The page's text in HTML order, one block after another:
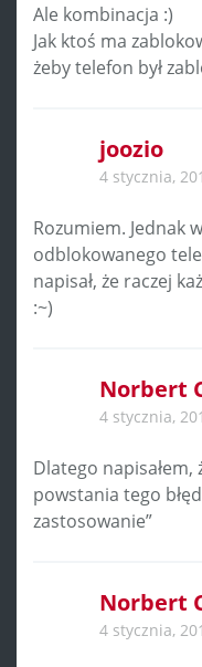
Ale kombinacja :)
Jak ktoś ma
żeby telefon był
joozio
4 stycznia,
Rozumiem. Jednak
odblokowanego
napisał, że raczej
:~)
Norbert
4 stycznia,
Dlatego napisałem,
powstania tego
zastosowanie”
Norbert
4 stycznia,